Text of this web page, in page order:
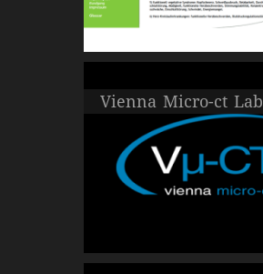
Vienna Micro-ct Lab